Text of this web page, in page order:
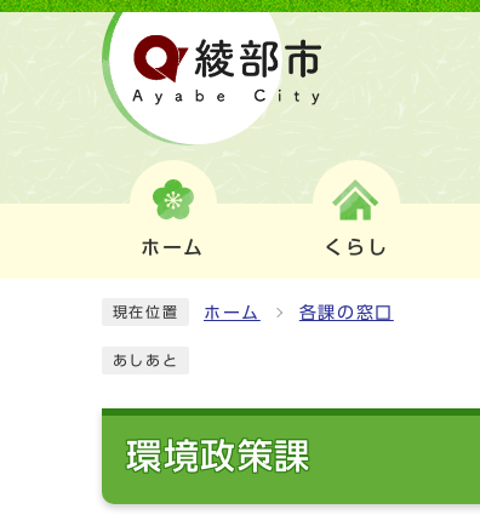
ホーム くらし
現在位置 ホーム 各課の窓口
あしあと
環境政策課